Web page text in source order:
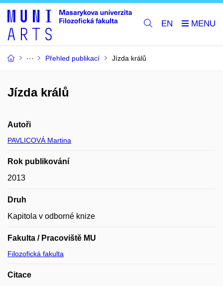
EN
Přehled publikací Jízda králů
Jízda králů
Autoři
PAVLICOVÁ Martina
Rok publikování
2013
Druh
Kapitola v odborné knize
Fakulta / Pracoviště MU
Filozofická fakulta
Citace